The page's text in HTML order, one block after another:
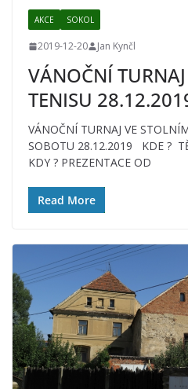
AKCE SOKOL
2019-12-20 Jan Kynčl
VÁNOČNÍ
TENISU
VÁNOČNÍ TURNAJ VE
SOBOTU 28.12.2019 KDE ?
KDY ? PREZENTACE OD
Read More